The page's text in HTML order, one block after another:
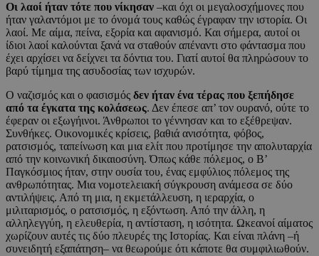
Οι λαοί ήταν τότε που νίκησαν –και όχι οι μεγαλοσχήμονες που
ήταν γαλαντόμοι με το όνομά τους καθώς έγραφαν την ιστορία. Οι
λαοί. Με αίμα, πείνα, εξορία και αφανισμό. Και σήμερα, αυτοί οι
ίδιοι λαοί καλούνται ξανά να σταθούν απέναντι στο φάντασμα που
έχει αρχίσει να δείχνει τα δόντια του. Γιατί αυτοί θα πληρώσουν το
βαρύ τίμημα της ασυδοσίας των ισχυρών.
Ο ναζισμός και ο φασισμός δεν ήταν ένα τέρας που ξεπήδησε
από τα έγκατα της κολάσεως. Δεν έπεσε απ’ τον ουρανό, ούτε το
έφεραν οι εξωγήινοι. Άνθρωποι το γέννησαν και το εξέθρεψαν.
Συνθήκες. Οικονομικές κρίσεις, βαθιά ανισότητα, φόβος,
ρατσισμός, ταπείνωση και μια ελίτ που προτίμησε την απολυταρχία
από την κοινωνική δικαιοσύνη. Όπως κάθε πόλεμος, ο Β’
Παγκόσμιος ήταν, στην ουσία του, ένας εμφύλιος πόλεμος της
ανθρωπότητας. Μια νομοτελειακή σύγκρουση ανάμεσα σε δύο
αντιλήψεις. Από τη μια, η εκμετάλλευση, η ιεραρχία, ο
μιλιταρισμός, ο ρατσισμός, η εξόντωση. Από την άλλη, η
αλληλεγγύη, η ελευθερία, η αντίσταση, η ισότητα. Ωκεανοί αίματος
χωρίζουν αυτές τις δύο πλευρές της Ιστορίας. Και είναι πλάνη –ή
συνειδητή εξαπάτηση– να θεωρούμε ότι κάποτε θα συμφιλιωθούν.